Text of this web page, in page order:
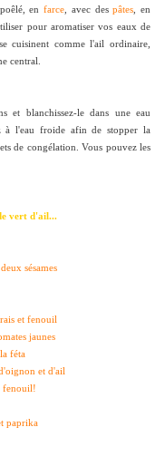
enfarce , avec despâtes , en
pour aromatiser vos eaux de
cuisinent comme l'ail ordinaire,
central.
blanchissez-le dans une eau
à l'eau froide afin de stopper la
de congélation. Vous pouvez les
vert d'ail...
sésames
et fenouil
jaunes
féta
et d'ail
fenouil!
paprika